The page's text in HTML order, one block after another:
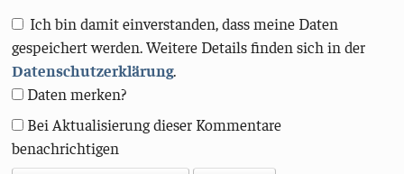
Ich bin damit einverstanden, dass meine Daten
gespeichert werden. Weitere Details finden sich in der
Datenschutzerklärung.
Daten merken?
Bei Aktualisierung dieser Kommentare
benachrichtigen